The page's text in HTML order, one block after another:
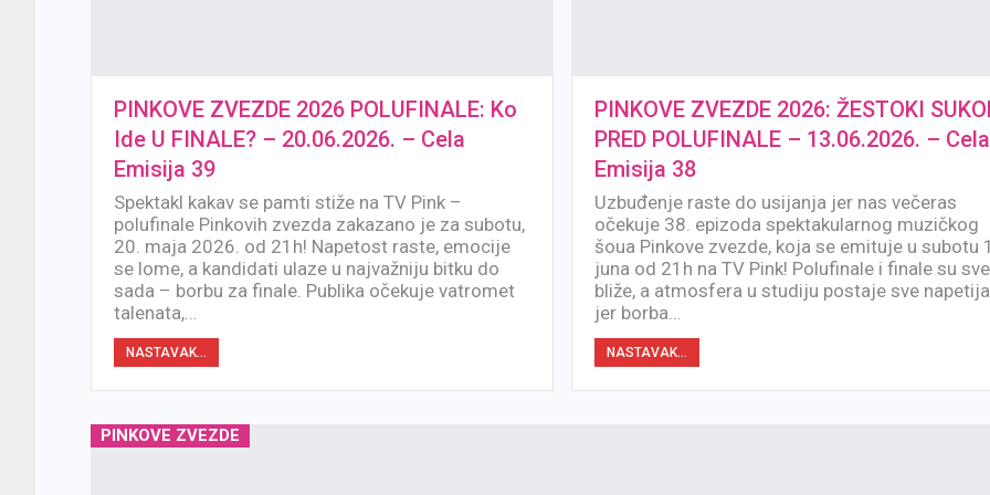
PINKOVE ZVEZDE 2026 POLUFINALE: Ko
Ide U FINALE? – 20.06.2026. – Cela
Emisija 39
Spektakl kakav se pamti stiže na TV Pink –
polufinale Pinkovih zvezda zakazano je za subotu,
20. maja 2026. od 21h! Napetost raste, emocije
se lome, a kandidati ulaze u najvažniju bitku do
sada – borbu za finale. Publika očekuje vatromet
talenata,…
NASTAVAK...
PINKOVE ZVEZDE 2026: ŽESTOKI
PRED POLUFINALE – 13.06.2026. – Cela
Emisija 38
Uzbuđenje raste do usijanja jer nas večeras
očekuje 38. epizoda spektakularnog muzičkog
šoua Pinkove zvezde, koja se emituje u subotu
juna od 21h na TV Pink! Polufinale i finale su sve
bliže, a atmosfera u studiju postaje sve
jer borba…
NASTAVAK...
PINKOVE ZVEZDE